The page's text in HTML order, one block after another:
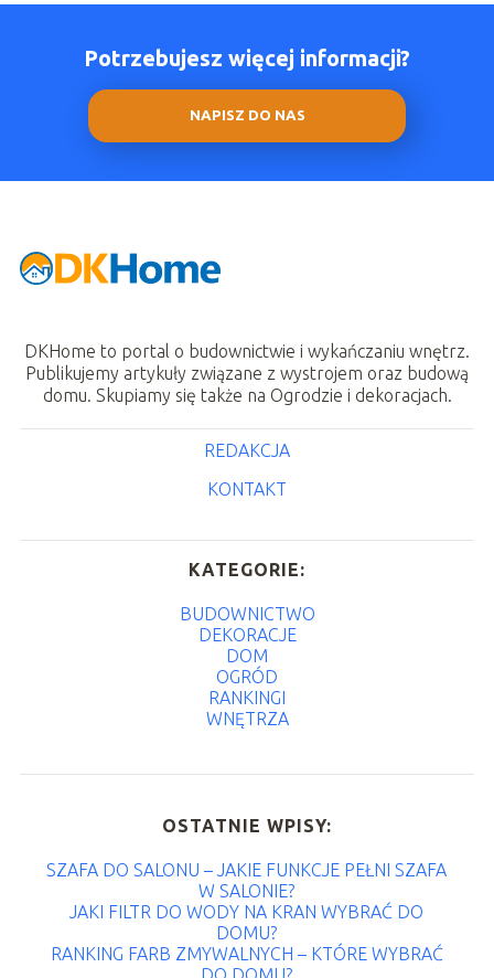
Potrzebujesz więcej informacji?
NAPISZ DO NAS
DKHome to portal o budownictwie i wykańczaniu wnętrz.
Publikujemy artykuły związane z wystrojem oraz budową
domu. Skupiamy się także na Ogrodzie i dekoracjach.
REDAKCJA
KONTAKT
KATEGORIE:
BUDOWNICTWO
DEKORACJE
DOM
OGRÓD
RANKINGI
WNĘTRZA
OSTATNIE WPISY:
SZAFA DO SALONU – JAKIE FUNKCJE PEŁNI SZAFA
W SALONIE?
JAKI FILTR DO WODY NA KRAN WYBRAĆ DO
DOMU?
RANKING FARB ZMYWALNYCH – KTÓRE WYBRAĆ